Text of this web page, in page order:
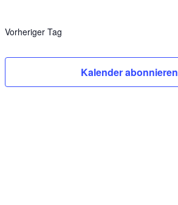
Vorheriger Tag
Kalender abonnieren